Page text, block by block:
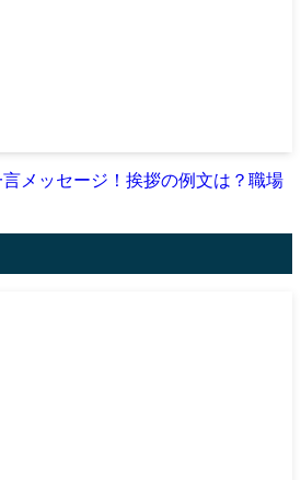
メッセージ！挨拶の例文は？職場